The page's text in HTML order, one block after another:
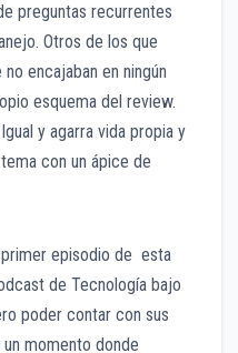
preguntas recurrentes
Otros de los que
encajaban en ningún
esquema del review.
y agarra vida propia y
con un ápice de
episodio de esta
de Tecnología bajo
poder contar con sus
momento donde